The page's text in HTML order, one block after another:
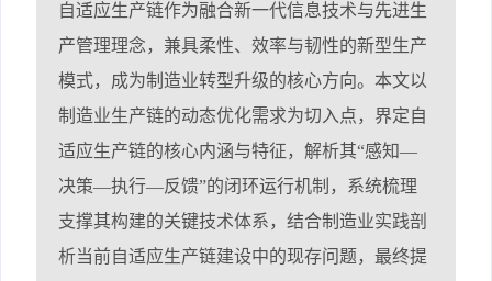
自适应生产链作为融合新一代信息技术与先进生
产管理理念，兼具柔性、效率与韧性的新型生产
模式，成为制造业转型升级的核心方向。本文以
制造业生产链的动态优化需求为切入点，界定自
适应生产链的核心内涵与特征，解析其“感知—
决策—执行—反馈”的闭环运行机制，系统梳理
支撑其构建的关键技术体系，结合制造业实践剖
析当前自适应生产链建设中的现存问题，最终提